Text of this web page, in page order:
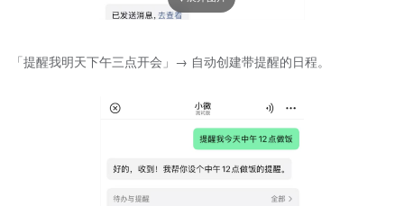
「提醒我明天下午三点开会」→ 自动创建带提醒的日程。